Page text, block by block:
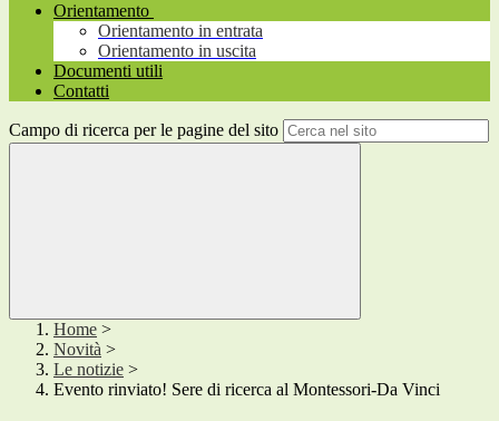
Orientamento
Orientamento in entrata
Orientamento in uscita
Documenti utili
Contatti
Campo di ricerca per le pagine del sito
Home >
Novità >
Le notizie >
Evento rinviato! Sere di ricerca al Montessori-Da Vinci